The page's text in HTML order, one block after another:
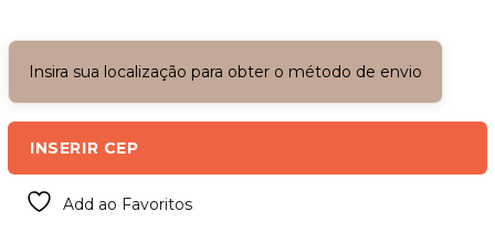
Insira sua localização para obter o método de envio
INSERIR CEP
Add ao Favoritos